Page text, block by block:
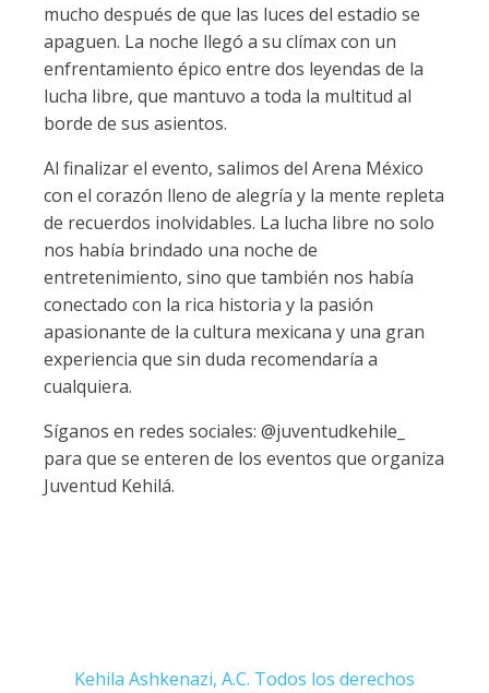
mucho después de que las luces del estadio se
apaguen. La noche llegó a su clímax con un
enfrentamiento épico entre dos leyendas de la
lucha libre, que mantuvo a toda la multitud al
borde de sus asientos.
Al finalizar el evento, salimos del Arena México
con el corazón lleno de alegría y la mente repleta
de recuerdos inolvidables. La lucha libre no solo
nos había brindado una noche de
entretenimiento, sino que también nos había
conectado con la rica historia y la pasión
apasionante de la cultura mexicana y una gran
experiencia que sin duda recomendaría a
cualquiera.
Síganos en redes sociales: @juventudkehile_
para que se enteren de los eventos que organiza
Juventud Kehilá.
Kehila Ashkenazi, A.C. Todos los derechos